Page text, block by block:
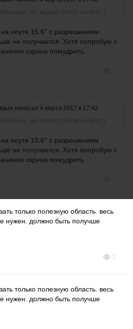
ноуте 15.6'' с разрешением
не получается. Хотя попробую с
скрина помудрить.
написал 4 марта 2017 в 17:43
ноуте 15.6'' с разрешением
не получается. Хотя попробую с
скрина помудрить.
только полезную область. весь
нужен. должно быть получше
2
только полезную область. весь
нужен. должно быть получше